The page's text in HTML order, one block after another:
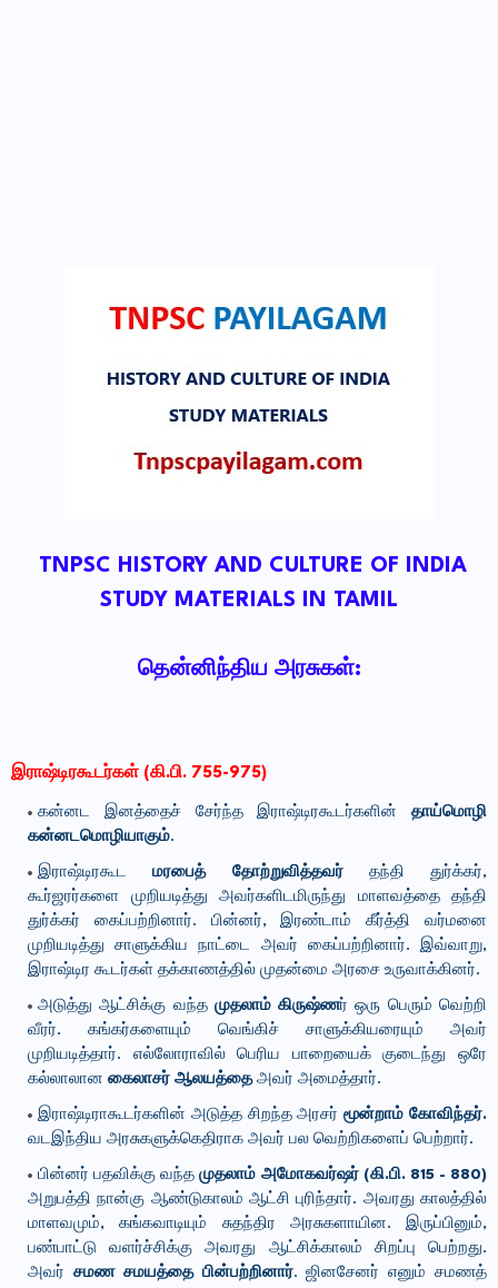
TNPSC HISTORY AND CULTURE OF INDIA
STUDY MATERIALS IN TAMIL
தென்னிந்திய அரசுகள்:
இராஷ்டிரகூடர்கள் (கி.பி. 755-975)
கன்னட இனத்தைச் சேர்ந்த இராஷ்டிரகூடர்களின் தாய்மொழி
கன்னடமொழியாகும்.
இராஷ்டிரகூடமரபைத் தோற்றுவித்தவர்தந்தி துர்க்கர்,
கூர்ஜரர்களை முறியடித்து அவர்களிடமிருந்து மாளவத்தை தந்தி
துர்க்கர் கைப்பற்றினார். பின்னர், இரண்டாம் கீர்த்தி வர்மனை
முறியடித்து சாளுக்கிய நாட்டை அவர் கைப்பற்றினார். இவ்வாறு,
இராஷ்டிர கூடர்கள் தக்காணத்தில் முதன்மை அரசை உருவாக்கினர்.
அடுத்து ஆட்சிக்கு வந்த முதலாம் கிருஷ்ணர் ஒரு பெரும் வெற்றி
வீரர். கங்கர்களையும் வெங்கிச் சாளுக்கியரையும் அவர்
முறியடித்தார். எல்லோராவில் பெரிய பாறையைக் குடைந்து ஒரே
கல்லாலான கைலாசர் ஆலயத்தைஅவர் அமைத்தார்.
இராஷ்டிராகூடர்களின் அடுத்த சிறந்த அரசர்மூன்றாம் கோவிந்தர்.
வடஇந்திய அரசுகளுக்கெதிராக அவர் பல வெற்றிகளைப் பெற்றார்.
பின்னர் பதவிக்கு வந்தமுதலாம் அமோகவர்ஷர் (கி.பி. 815 - 880)
அறுபத்தி நான்கு ஆண்டுகாலம் ஆட்சி புரிந்தார். அவரது காலத்தில்
மாளவமும், கங்கவாடியும் சுதந்திர அரசுகளாயின. இருப்பினும்,
பண்பாட்டு வளர்ச்சிக்கு அவரது ஆட்சிக்காலம் சிறப்பு பெற்றது.
அவர் சமண சமயத்தை பின்பற்றினார். ஜினசேனர் எனும் சமணத்